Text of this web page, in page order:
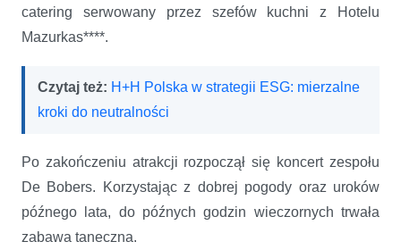
catering serwowany przez szefów kuchni z Hotelu
Mazurkas****.
Czytaj też: H+H Polska w strategii ESG: mierzalne
kroki do neutralności
Po zakończeniu atrakcji rozpoczął się koncert zespołu
De Bobers. Korzystając z dobrej pogody oraz uroków
późnego lata, do późnych godzin wieczornych trwała
zabawa taneczna.